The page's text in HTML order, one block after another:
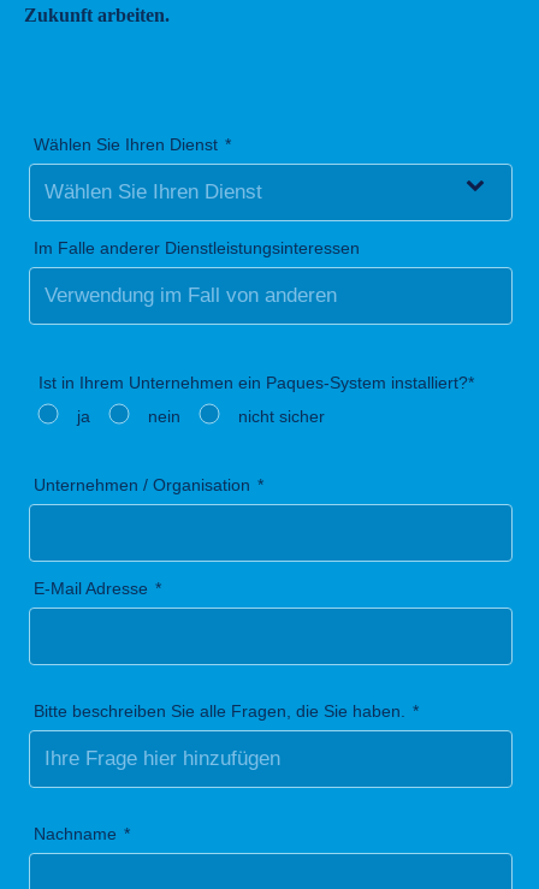
Zukunft arbeiten.
Wählen Sie Ihren Dienst
Im Falle anderer Dienstleistungsinteressen
Ist in Ihrem Unternehmen ein Paques-System installiert?*
ja
nein nicht sicher
Unternehmen / Organisation
E-Mail Adresse
Bitte beschreiben Sie alle Fragen, die Sie haben.
Nachname